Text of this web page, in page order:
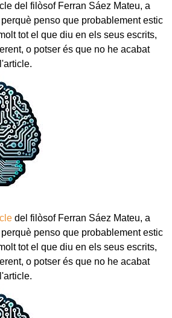
del filòsof Ferran Sáez Mateu, a
perquè penso que probablement estic
tot el que diu en els seus escrits,
o potser és que no he acabat
del filòsof Ferran Sáez Mateu, a
perquè penso que probablement estic
tot el que diu en els seus escrits,
o potser és que no he acabat